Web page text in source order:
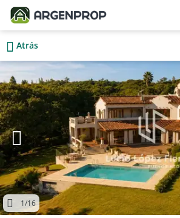
Atrás
1/16